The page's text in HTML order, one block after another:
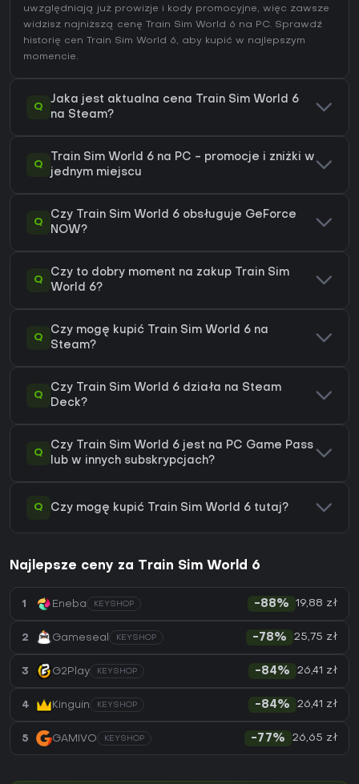
uwzględniają już prowizje i kody promocyjne, więc zawsze
widzisz najniższą cenę Train Sim World 6 na PC. Sprawdź
historię cen Train Sim World 6, aby kupić w najlepszym
momencie.
Q
Jaka jest aktualna cena Train Sim World 6
na Steam?
Q
Train Sim World 6 na PC - promocje i zniżki w
jednym miejscu
Q
Czy Train Sim World 6 obsługuje GeForce
NOW?
Q
Czy to dobry moment na zakup Train Sim
World 6?
Q
Czy mogę kupić Train Sim World 6 na
Steam?
Q
Czy Train Sim World 6 działa na Steam
Deck?
Q
Czy Train Sim World 6 jest na PC Game Pass
lub w innych subskrypcjach?
Q Czy mogę kupić Train Sim World 6 tutaj?
Najlepsze ceny za Train Sim World 6
1 Eneba KEYSHOP -88% 19,88 zł
2 Gameseal KEYSHOP -78% 25,75 zł
3 G2Play KEYSHOP -84% 26,41 zł
4 Kinguin KEYSHOP -84% 26,41 zł
5 GAMIVO KEYSHOP -77% 26,65 zł